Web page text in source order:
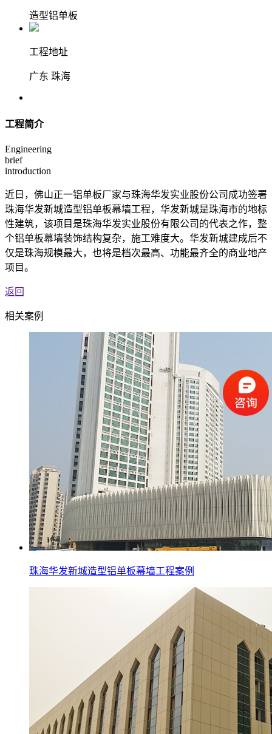
造型铝单板
工程地址
广东 珠海
工程简介
Engineering
brief
introduction
近日，佛山正一铝单板厂家与珠海华发实业股份公司成功签署
珠海华发新城造型铝单板幕墙工程，华发新城是珠海市的地标
性建筑，该项目是珠海华发实业股份有限公司的代表之作，整
个铝单板幕墙装饰结构复杂，施工难度大。华发新城建成后不
仅是珠海规模最大，也将是档次最高、功能最齐全的商业地产
项目。
返回
相关案例
珠海华发新城造型铝单板幕墙工程案例